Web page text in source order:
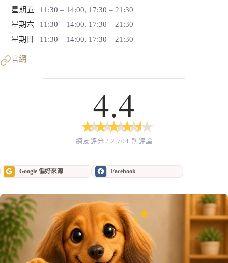
星期五
11:30 – 14:00, 17:30 – 21:30
星期六
11:30 – 14:00, 17:30 – 21:30
星期日
11:30 – 14:00, 17:30 – 21:30
官網
4.4
★
★ ★
★ ★
★ ★
★ ★
★
網友評分 / 2,704 則評論
Google 偏好來源 Facebook